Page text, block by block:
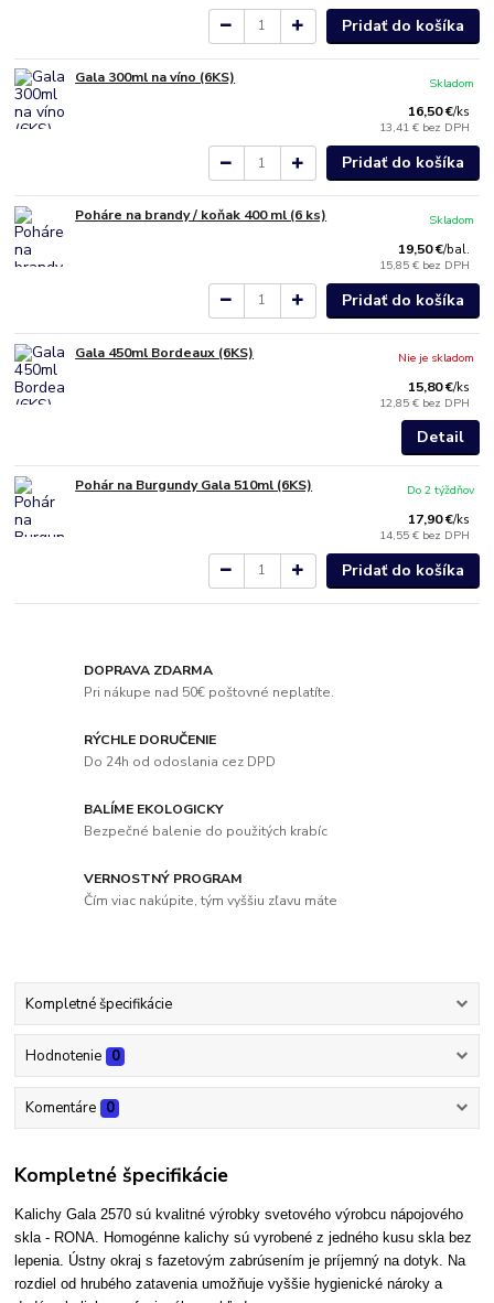
Pridať do košíka
Gala 300ml na víno (6KS)
16,50 €/ks
13,41 € bez DPH
Skladom
Pridať do košíka
Poháre na brandy / koňak 400 ml (6 ks)
19,50 €/bal.
15,85 € bez DPH
Skladom
Pridať do košíka
Gala 450ml Bordeaux (6KS)
15,80 €/ks
12,85 € bez DPH
Nie je skladom
Detail
Pohár na Burgundy Gala 510ml (6KS)
17,90 €/ks
14,55 € bez DPH
Do 2 týždňov
Pridať do košíka
DOPRAVA ZDARMA
Pri nákupe nad 50€ poštovné neplatíte.
RÝCHLE DORUČENIE
Do 24h od odoslania cez DPD
BALÍME EKOLOGICKY
Bezpečné balenie do použitých krabíc
VERNOSTNÝ PROGRAM
Čím viac nakúpite, tým vyššiu zľavu máte
Kompletné špecifikácie
Hodnotenie 0
Komentáre 0
Kompletné špecifikácie
Kalichy Gala 2570 sú kvalitné výrobky svetového výrobcu nápojového
skla - RONA. Homogénne kalichy sú vyrobené z jedného kusu skla bez
lepenia. Ústny okraj s fazetovým zabrúsením je príjemný na dotyk. Na
rozdiel od hrubého zatavenia umožňuje vyššie hygienické nároky a